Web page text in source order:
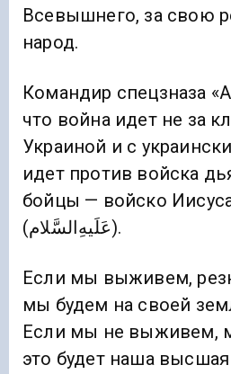
Всевышнего, за свою
народ.
Командир спецзназа
что война идет не за
Украиной и с
идет против войска
бойцы — войско
(عَلَیهِ‌السَّلام).
Если мы выживем,
мы будем на своей
Если мы не выживем,
это будет наша высшая